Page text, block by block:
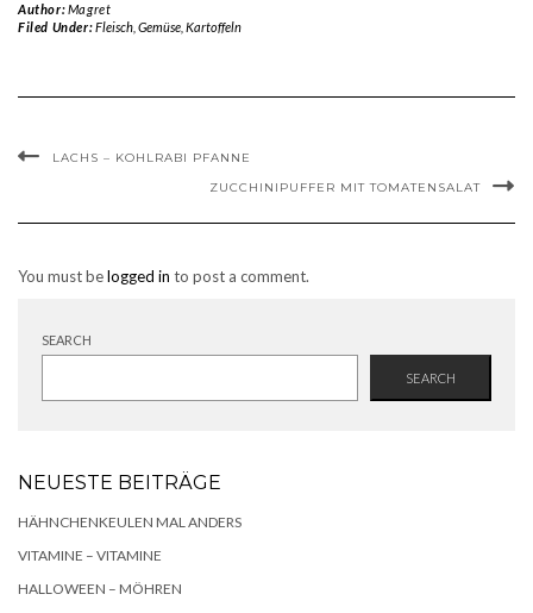
Author:Magret
Filed Under:Fleisch, Gemüse, Kartoffeln
LACHS – KOHLRABI PFANNE
ZUCCHINIPUFFER MIT TOMATENSALAT
You must belogged in to post a comment.
SEARCH
SEARCH
NEUESTE BEITRÄGE
HÄHNCHENKEULEN MAL ANDERS
VITAMINE – VITAMINE
HALLOWEEN – MÖHREN